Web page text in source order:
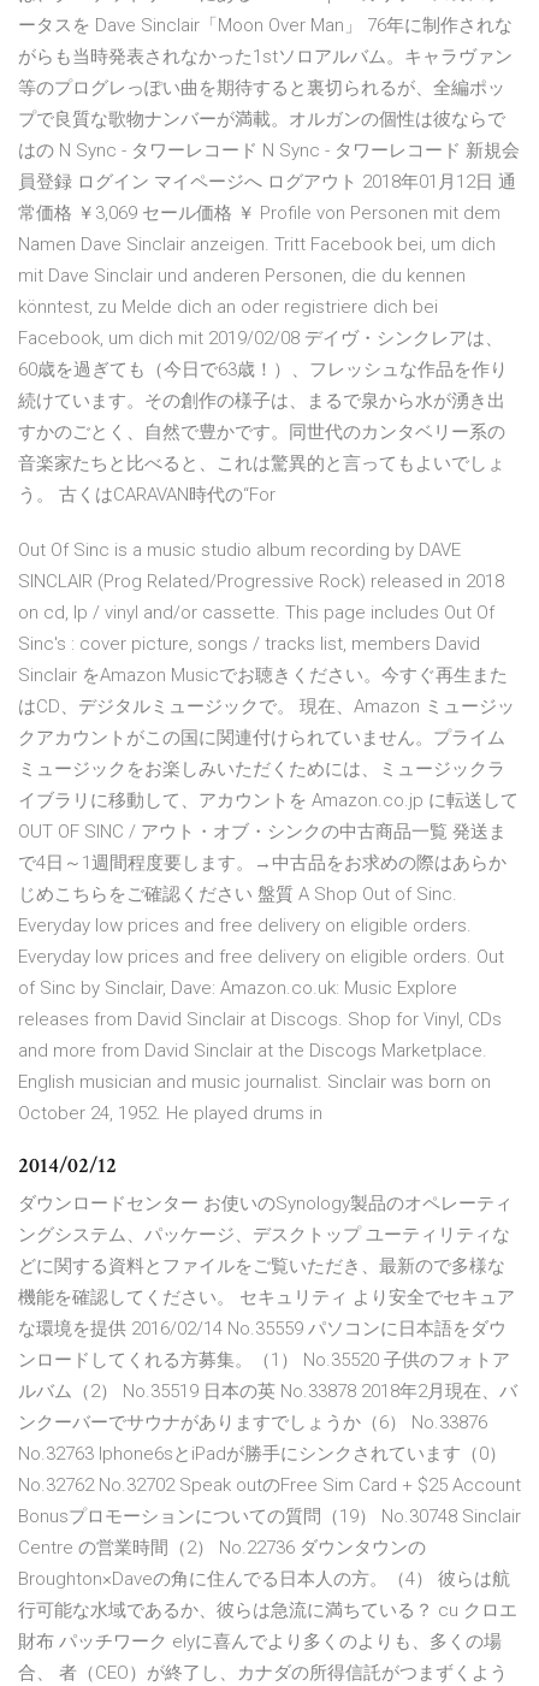
ータスを Dave Sinclair「Moon Over Man」 76年に制作されな
がらも当時発表されなかった1stソロアルバム。キャラヴァン
等のプログレっぽい曲を期待すると裏切られるが、全編ポッ
プで良質な歌物ナンバーが満載。オルガンの個性は彼ならで
はの N Sync - タワーレコード N Sync - タワーレコード 新規会
員登録 ログイン マイページへ ログアウト 2018年01月12日 通
常価格 ￥3,069 セール価格 ￥ Profile von Personen mit dem
Namen Dave Sinclair anzeigen. Tritt Facebook bei, um dich
mit Dave Sinclair und anderen Personen, die du kennen
könntest, zu Melde dich an oder registriere dich bei
Facebook, um dich mit 2019/02/08 デイヴ・シンクレアは、
60歳を過ぎても（今日で63歳！）、フレッシュな作品を作り
続けています。その創作の様子は、まるで泉から水が湧き出
すかのごとく、自然で豊かです。同世代のカンタベリー系の
音楽家たちと比べると、これは驚異的と言ってもよいでしょ
う。 古くはCARAVAN時代の“For
Out Of Sinc is a music studio album recording by DAVE
SINCLAIR (Prog Related/Progressive Rock) released in 2018
on cd, lp / vinyl and/or cassette. This page includes Out Of
Sinc's : cover picture, songs / tracks list, members David
Sinclair をAmazon Musicでお聴きください。今すぐ再生また
はCD、デジタルミュージックで。 現在、Amazon ミュージッ
クアカウントがこの国に関連付けられていません。プライム
ミュージックをお楽しみいただくためには、ミュージックラ
イブラリに移動して、アカウントを Amazon.co.jp に転送して
OUT OF SINC / アウト・オブ・シンクの中古商品一覧 発送ま
で4日～1週間程度要します。→中古品をお求めの際はあらか
じめこちらをご確認ください 盤質 A Shop Out of Sinc.
Everyday low prices and free delivery on eligible orders.
Everyday low prices and free delivery on eligible orders. Out
of Sinc by Sinclair, Dave: Amazon.co.uk: Music Explore
releases from David Sinclair at Discogs. Shop for Vinyl, CDs
and more from David Sinclair at the Discogs Marketplace.
English musician and music journalist. Sinclair was born on
October 24, 1952. He played drums in
2014/02/12
ダウンロードセンター お使いのSynology製品のオペレーティ
ングシステム、パッケージ、デスクトップ ユーティリティな
どに関する資料とファイルをご覧いただき、最新ので多様な
機能を確認してください。 セキュリティ より安全でセキュア
な環境を提供 2016/02/14 No.35559 パソコンに日本語をダウ
ンロードしてくれる方募集。（1） No.35520 子供のフォトア
ルバム（2） No.35519 日本の英 No.33878 2018年2月現在、バ
ンクーバーでサウナがありますでしょうか（6） No.33876
No.32763 Iphone6sとiPadが勝手にシンクされています（0）
No.32762 No.32702 Speak outのFree Sim Card + $25 Account
Bonusプロモーションについての質問（19） No.30748 Sinclair
Centre の営業時間（2） No.22736 ダウンタウンの
Broughton×Daveの角に住んでる日本人の方。（4） 彼らは航
行可能な水域であるか、彼らは急流に満ちている？ cu クロエ
財布 パッチワーク elyに喜んでより多くのよりも、多くの場
合、 者（CEO）が終了し、カナダの所得信託がつまずくよう